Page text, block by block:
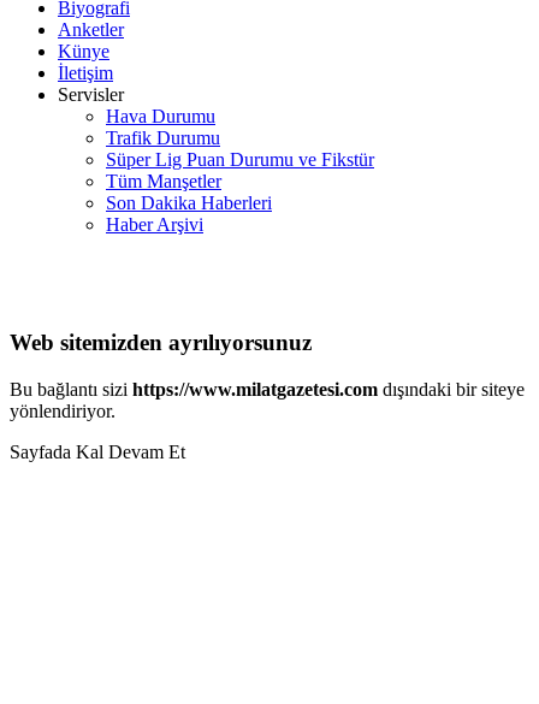
Biyografi
Anketler
Künye
İletişim
Servisler
Hava Durumu
Trafik Durumu
Süper Lig Puan Durumu ve Fikstür
Tüm Manşetler
Son Dakika Haberleri
Haber Arşivi
Web sitemizden ayrılıyorsunuz
Bu bağlantı sizi https://www.milatgazetesi.com dışındaki bir siteye
yönlendiriyor.
Sayfada Kal Devam Et